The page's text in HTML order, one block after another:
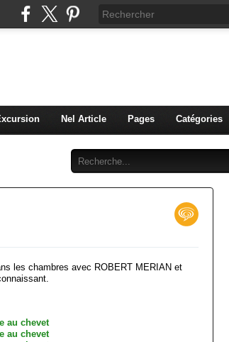
Nel Article Pages Catégories
les chambres avec ROBERT MERIAN et